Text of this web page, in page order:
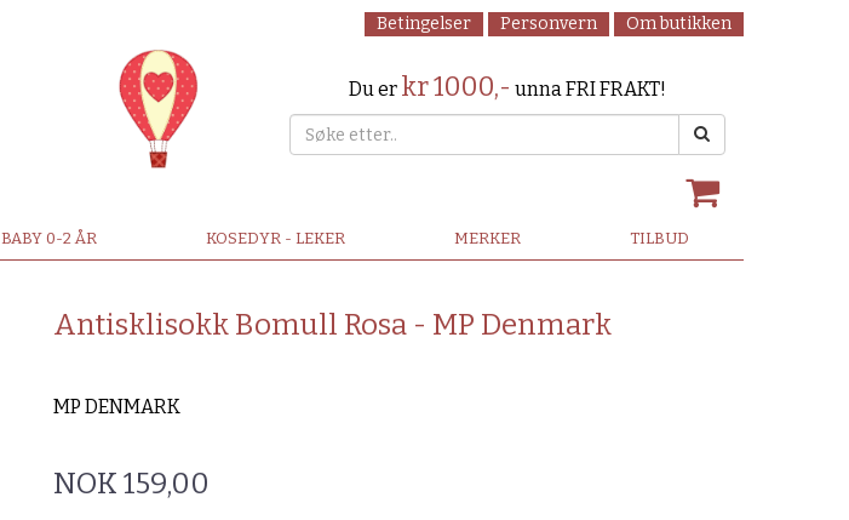
Betingelser Personvern Om butikken
Du er kr 1000,- unna FRI FRAKT!
BABY 0-2 ÅR KOSEDYR - LEKER MERKER TILBUD
Antisklisokk Bomull Rosa - MP Denmark
MP DENMARK
NOK 159,00